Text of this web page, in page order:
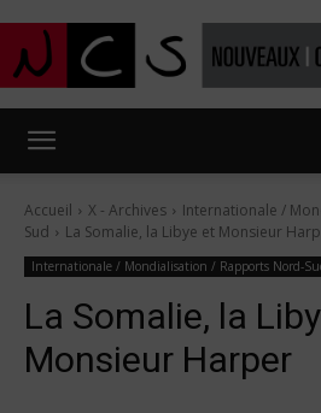
du
Accueil X - Archives
Internationale /
Sud
La Somalie, la Libye et Monsieur
Internationale / Mondialisation / Rapports Nord-
La Somalie, la
Monsieur Harper